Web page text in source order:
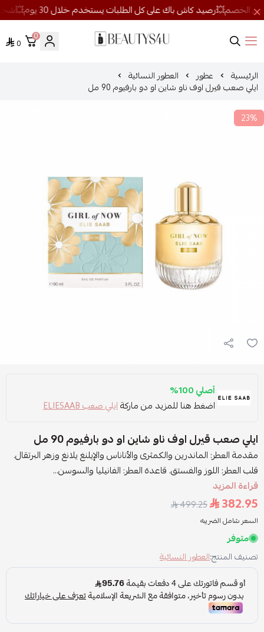
روائح الجمال
0
0
الرئيسية عطور العطور النسائية
ايلي صعب قيرل اوف ناو شاين او دو بارفيوم 90 مل
23%
أصلي 100%
اضغط هنا للمزيد من ماركةايلي صعب ELIESAAB
ايلي صعب قيرل اوف ناو شاين او دو بارفيوم 90 مل
مقدمة العطر: الماندرين والكمثرى والأناناس والإيلنغ يلانغ وزهر البرتقال.
قلب العطر: اللوز والفستق. قاعدة العطر: الفانيليا والسوسن...
قراءة المزيد
382.95
499.25
السعر شامل الضريبه
متوفر
تصنيف المنتج:العطور النسائية